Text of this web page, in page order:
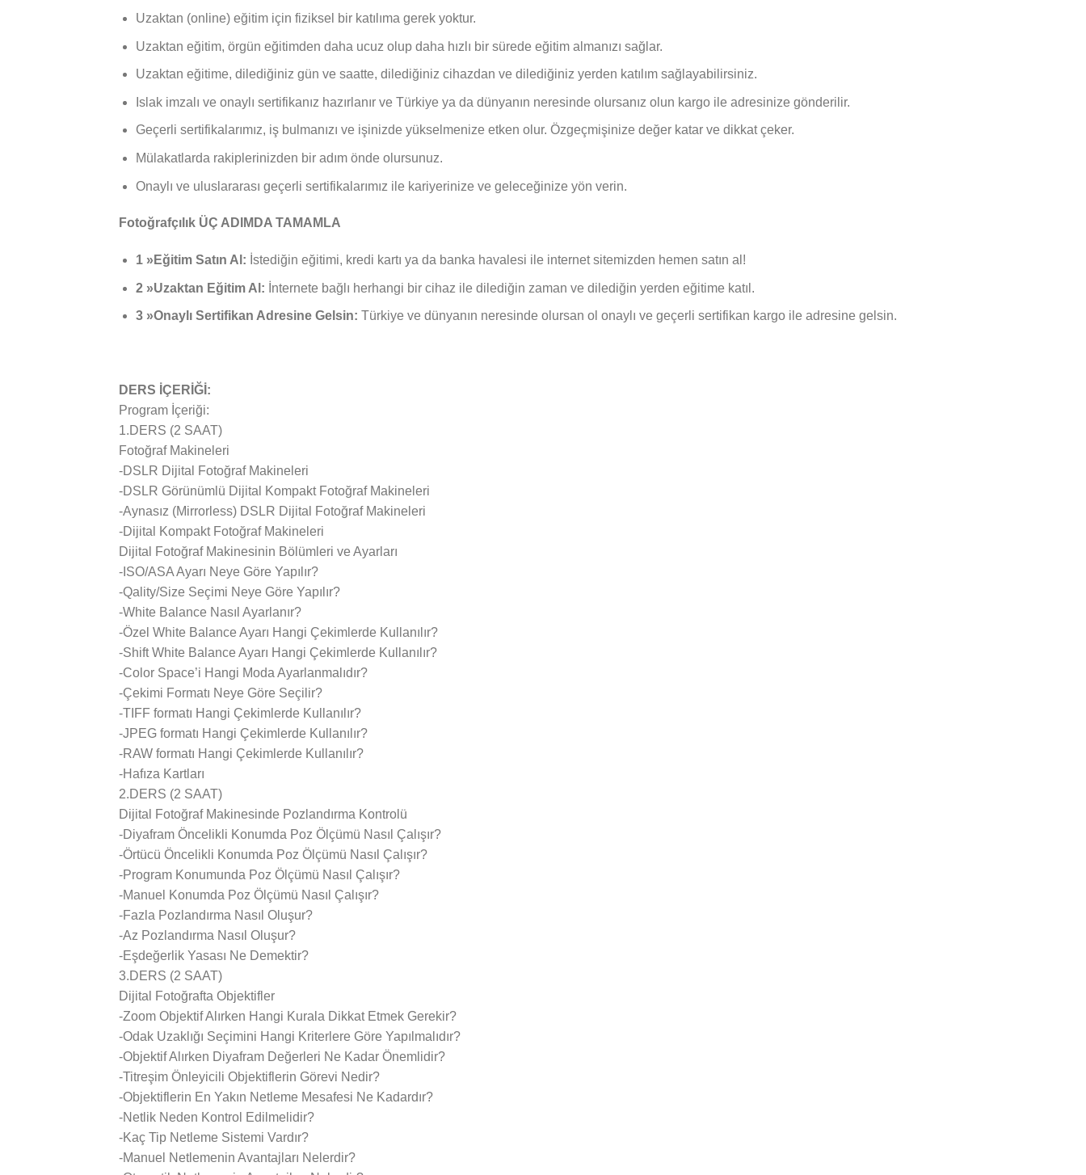
Uzaktan (online) eğitim için fiziksel bir katılıma gerek yoktur.
Uzaktan eğitim, örgün eğitimden daha ucuz olup daha hızlı bir sürede eğitim almanızı sağlar.
Uzaktan eğitime, dilediğiniz gün ve saatte, dilediğiniz cihazdan ve dilediğiniz yerden katılım sağlayabilirsiniz.
Islak imzalı ve onaylı sertifikanız hazırlanır ve Türkiye ya da dünyanın neresinde olursanız olun kargo ile adresinize gönderilir.
Geçerli sertifikalarımız, iş bulmanızı ve işinizde yükselmenize etken olur. Özgeçmişinize değer katar ve dikkat çeker.
Mülakatlarda rakiplerinizden bir adım önde olursunuz.
Onaylı ve uluslararası geçerli sertifikalarımız ile kariyerinize ve geleceğinize yön verin.
Fotoğrafçılık ÜÇ ADIMDA TAMAMLA
1 »Eğitim Satın Al: İstediğin eğitimi, kredi kartı ya da banka havalesi ile internet sitemizden hemen satın al!
2 »Uzaktan Eğitim Al: İnternete bağlı herhangi bir cihaz ile dilediğin zaman ve dilediğin yerden eğitime katıl.
3 »Onaylı Sertifikan Adresine Gelsin: Türkiye ve dünyanın neresinde olursan ol onaylı ve geçerli sertifikan kargo ile adresine gelsin.
DERS İÇERİĞİ:
Program İçeriği:
1.DERS (2 SAAT)
Fotoğraf Makineleri
-DSLR Dijital Fotoğraf Makineleri
-DSLR Görünümlü Dijital Kompakt Fotoğraf Makineleri
-Aynasız (Mirrorless) DSLR Dijital Fotoğraf Makineleri
-Dijital Kompakt Fotoğraf Makineleri
Dijital Fotoğraf Makinesinin Bölümleri ve Ayarları
-ISO/ASA Ayarı Neye Göre Yapılır?
-Qality/Size Seçimi Neye Göre Yapılır?
-White Balance Nasıl Ayarlanır?
-Özel White Balance Ayarı Hangi Çekimlerde Kullanılır?
-Shift White Balance Ayarı Hangi Çekimlerde Kullanılır?
-Color Space’i Hangi Moda Ayarlanmalıdır?
-Çekimi Formatı Neye Göre Seçilir?
-TIFF formatı Hangi Çekimlerde Kullanılır?
-JPEG formatı Hangi Çekimlerde Kullanılır?
-RAW formatı Hangi Çekimlerde Kullanılır?
-Hafıza Kartları
2.DERS (2 SAAT)
Dijital Fotoğraf Makinesinde Pozlandırma Kontrolü
-Diyafram Öncelikli Konumda Poz Ölçümü Nasıl Çalışır?
-Örtücü Öncelikli Konumda Poz Ölçümü Nasıl Çalışır?
-Program Konumunda Poz Ölçümü Nasıl Çalışır?
-Manuel Konumda Poz Ölçümü Nasıl Çalışır?
-Fazla Pozlandırma Nasıl Oluşur?
-Az Pozlandırma Nasıl Oluşur?
-Eşdeğerlik Yasası Ne Demektir?
3.DERS (2 SAAT)
Dijital Fotoğrafta Objektifler
-Zoom Objektif Alırken Hangi Kurala Dikkat Etmek Gerekir?
-Odak Uzaklığı Seçimini Hangi Kriterlere Göre Yapılmalıdır?
-Objektif Alırken Diyafram Değerleri Ne Kadar Önemlidir?
-Titreşim Önleyicili Objektiflerin Görevi Nedir?
-Objektiflerin En Yakın Netleme Mesafesi Ne Kadardır?
-Netlik Neden Kontrol Edilmelidir?
-Kaç Tip Netleme Sistemi Vardır?
-Manuel Netlemenin Avantajları Nelerdir?